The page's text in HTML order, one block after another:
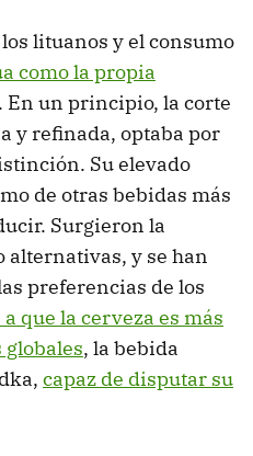
lituanos y el consumo
como la propia
. En un principio, la corte
y refinada, optaba por
Su elevado
de otras bebidas más
Surgieron la
alternativas, y se han
preferencias de los
a que la cerveza es más
, la bebida
capaz de disputar su